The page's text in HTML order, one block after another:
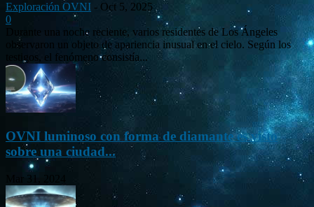
Exploración OVNI - Oct 5, 2025
0
Durante una noche reciente, varios residentes de Los Ángeles
observaron un objeto de apariencia inusual en el cielo. Según los
testigos, el fenómeno consistía...
OVNI luminoso con forma de diamante es visto
sobre una ciudad...
Mar 31, 2024